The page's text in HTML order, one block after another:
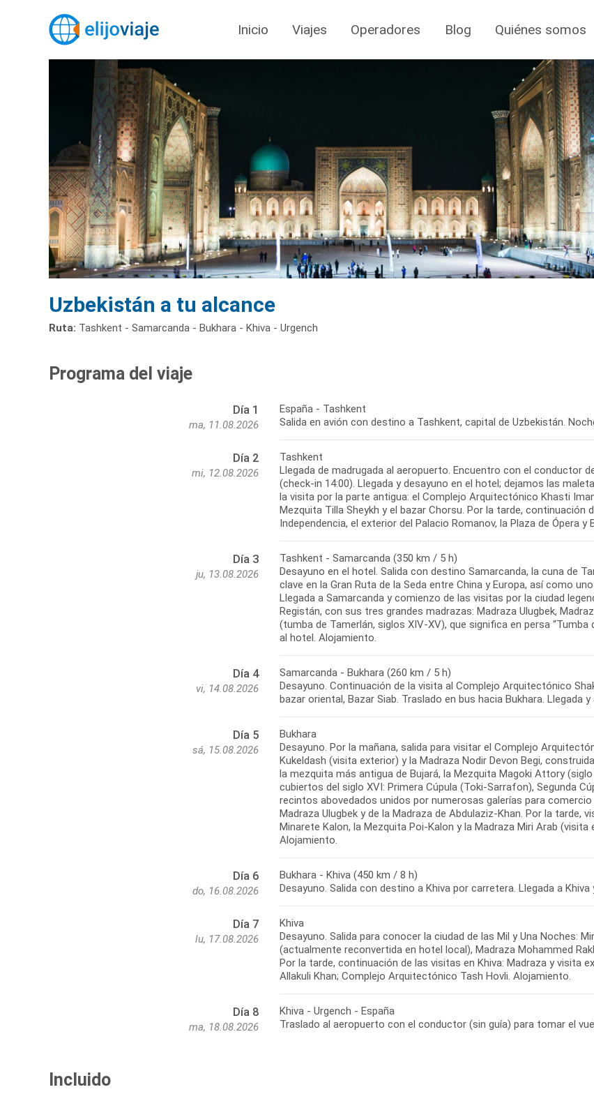
Inicio Viajes Operadores Blog Quiénes somos
Uzbekistán a tu alcance
Ruta: Tashkent - Samarcanda - Bukhara - Khiva - Urgench
Programa del viaje
Día 1
ma, 11.08.2026
España - Tashkent
Día 2
mi, 12.08.2026
Tashkent
Llegada de madrugada al aeropuerto. Encuentro con el conductor
(check-in 14:00). Llegada y desayuno en el hotel; dejamos las
la visita por la parte antigua: el Complejo Arquitectónico Khasti
Mezquita Tilla Sheykh y el bazar Chorsu. Por la tarde, continuación
Día 3
ju, 13.08.2026
Tashkent - Samarcanda (350 km / 5 h)
Desayuno en el hotel. Salida con destino Samarcanda, la cuna de
clave en la Gran Ruta de la Seda entre China y Europa, así como
Llegada a Samarcanda y comienzo de las visitas por la ciudad
Registán, con sus tres grandes madrazas: Madraza Ulugbek,
(tumba de Tamerlán, siglos XIV-XV), que significa en persa
Día 4
vi, 14.08.2026
Samarcanda - Bukhara (260 km / 5 h)
Desayuno. Continuación de la visita al Complejo Arquitectónico
Día 5
sá, 15.08.2026
Bukhara
Desayuno. Por la mañana, salida para visitar el Complejo
Kukeldash (visita exterior) y la Madraza Nodir Devon Begi,
la mezquita más antigua de Bujará, la Mezquita Magoki Attory
cubiertos del siglo XVI: Primera Cúpula (Toki-Sarrafon), Segunda
recintos abovedados unidos por numerosas galerías para
Madraza Ulugbek y de la Madraza de Abdulaziz-Khan. Por la tarde,
Minarete Kalon, la Mezquita Poi-Kalon y la Madraza Miri Arab
Día 6
do, 16.08.2026
Bukhara - Khiva (450 km / 8 h)
Día 7
lu, 17.08.2026
Khiva
Desayuno. Salida para conocer la ciudad de las Mil y Una Noches:
(actualmente reconvertida en hotel local), Madraza Mohammed
Por la tarde, continuación de las visitas en Khiva: Madraza y visita
Día 8
ma, 18.08.2026
Khiva - Urgench - España
Incluido